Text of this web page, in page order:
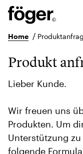
Home /
Produkt
Lieber Kunde.
Wir freuen uns
Produkten. Um
Unterstützung
folgende